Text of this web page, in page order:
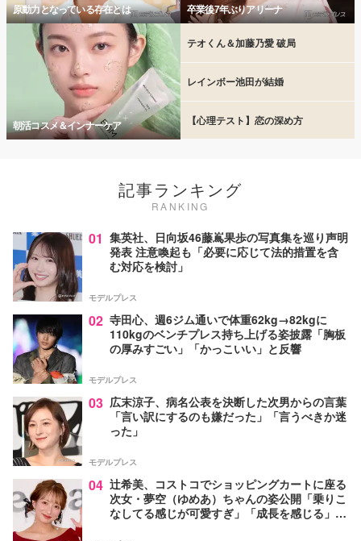
原動力となっている存在とは 卒業後7年ぶりアリーナ
朝活コスメ＆インナーケア
テオくん＆加藤乃愛 破局
レインボー池田が結婚
【心理テスト】恋の深め方
記事ランキング
RANKING
01 集英社、日向坂46藤嶌果歩の写真集を巡り声明
発表 注意喚起も「必要に応じて法的措置を含
む対応を検討」
モデルプレス
02 寺田心、週6ジム通いで体重62kg→82kgに
110kgのベンチプレス持ち上げる姿披露「胸板
の厚みすごい」「かっこいい」と反響
モデルプレス
03 広末涼子、病名公表を決断した次男からの言葉
「言い訳にするのも嫌だった」「言うべきか迷
った」
モデルプレス
04 辻希美、コストコでショッピングカートに座る
次女・夢空（ゆめあ）ちゃんの姿公開「乗りこ
なしてる感じが可愛すぎ」「成長を感じる」の